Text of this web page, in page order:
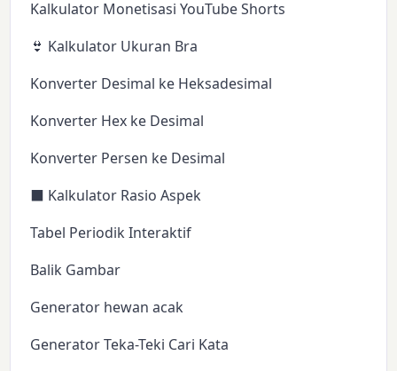
Kalkulator Monetisasi YouTube Shorts
👙 Kalkulator Ukuran Bra
Konverter Desimal ke Heksadesimal
Konverter Hex ke Desimal
Konverter Persen ke Desimal
⬛ Kalkulator Rasio Aspek
Tabel Periodik Interaktif
Balik Gambar
Generator hewan acak
Generator Teka-Teki Cari Kata